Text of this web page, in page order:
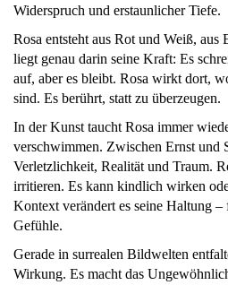
Widerspruch und erstaunlicher Tiefe.
Rosa entsteht aus Rot und Weiß,
liegt genau darin seine Kraft: Es
auf, aber es bleibt. Rosa wirkt dort,
sind. Es berührt, statt zu überzeugen.
In der Kunst taucht Rosa immer
verschwimmen. Zwischen Ernst und
Verletzlichkeit, Realität und Traum.
irritieren. Es kann kindlich wirken
Kontext verändert es seine Haltung
Gefühle.
Gerade in surrealen Bildwelten
Wirkung. Es macht das